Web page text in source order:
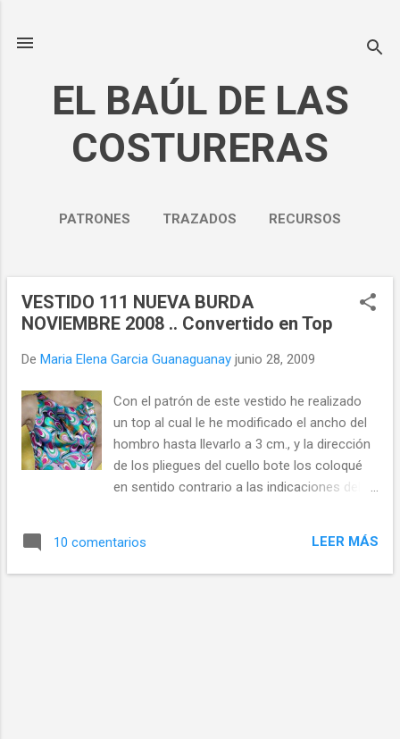
EL BAÚL DE LAS
COSTURERAS
PATRONES TRAZADOS RECURSOS
POLÍTICA DE PRIVACIDAD
VESTIDO 111 NUEVA BURDA
NOVIEMBRE 2008 .. Convertido en Top
De Maria Elena Garcia Guanaguanay junio 28, 2009
Con el patrón de este vestido he realizado
un top al cual le he modificado el ancho del
hombro hasta llevarlo a 3 cm., y la dirección
de los pliegues del cuello bote los coloqué
en sentido contrario a las indicaciones del
10 comentarios LEER MÁS